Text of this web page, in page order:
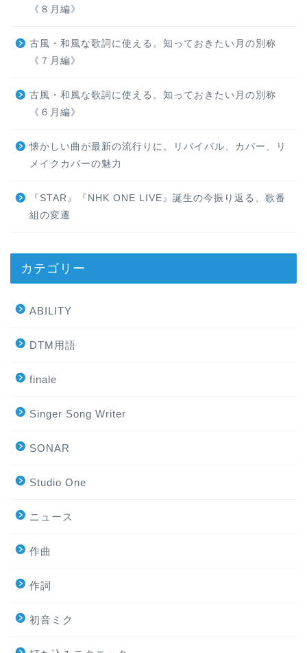
《８月編》
古風・和風な歌詞に使える。知っておきたい月の別称
《７月編》
古風・和風な歌詞に使える。知っておきたい月の別称
《６月編》
懐かしい曲が最新の流行りに。リバイバル、カバー、リ
メイクカバーの魅力
『STAR』『NHK ONE LIVE』誕生の今振り返る、歌番
組の変遷
カテゴリー
ABILITY
DTM用語
finale
Singer Song Writer
SONAR
Studio One
ニュース
作曲
作詞
初音ミク